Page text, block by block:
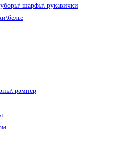
шарфы\ рукавички
ромпер